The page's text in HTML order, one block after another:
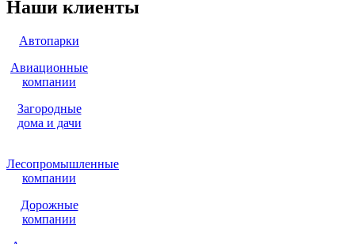
Наши клиенты
Автопарки
Авиационные
компании
Загородные
дома и дачи
Лесопромышленные
компании
Дорожные
компании